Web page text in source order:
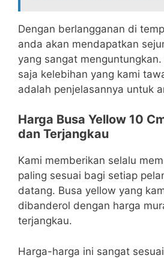
Dengan berlangganan di
anda akan mendapatkan
yang sangat
saja kelebihan yang kami
adalah penjelasannya untuk
Harga Busa Yellow 10
dan Terjangkau
Kami memberikan selalu
paling sesuai bagi setiap
datang. Busa yellow yang
dibanderol dengan harga
terjangkau.
Harga-harga ini sangat